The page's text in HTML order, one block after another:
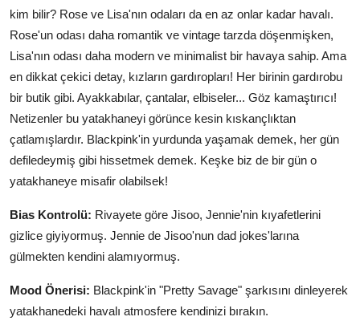
kim bilir? Rose ve Lisa'nın odaları da en az onlar kadar havalı.
Rose'un odası daha romantik ve vintage tarzda döşenmişken,
Lisa'nın odası daha modern ve minimalist bir havaya sahip. Ama
en dikkat çekici detay, kızların gardıropları! Her birinin gardırobu
bir butik gibi. Ayakkabılar, çantalar, elbiseler... Göz kamaştırıcı!
Netizenler bu yatakhaneyi görünce kesin kıskançlıktan
çatlamışlardır. Blackpink'in yurdunda yaşamak demek, her gün
defiledeymiş gibi hissetmek demek. Keşke biz de bir gün o
yatakhaneye misafir olabilsek!
Bias Kontrolü: Rivayete göre Jisoo, Jennie'nin kıyafetlerini
gizlice giyiyormuş. Jennie de Jisoo'nun dad jokes'larına
gülmekten kendini alamıyormuş.
Mood Önerisi: Blackpink'in "Pretty Savage" şarkısını dinleyerek
yatakhanedeki havalı atmosfere kendinizi bırakın.